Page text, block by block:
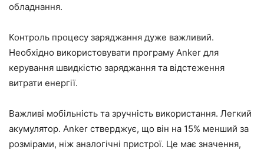
обладнання.
Контроль процесу заряджання дуже важливий.
Необхідно використовувати програму Anker для
керування швидкістю заряджання та відстеження
витрати енергії.
Важливі мобільність та зручність використання. Легкий
акумулятор. Anker стверджує, що він на 15% менший за
розмірами, ніж аналогічні пристрої. Це має значення,